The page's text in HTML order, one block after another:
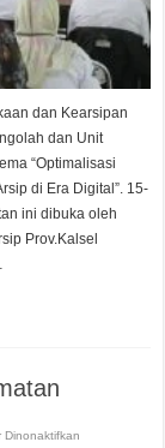
dan Kearsipan
dan Unit
“Optimalisasi
di Era Digital”. 15-
ini dibuka oleh
Prov.Kalsel
Dinonaktifkan